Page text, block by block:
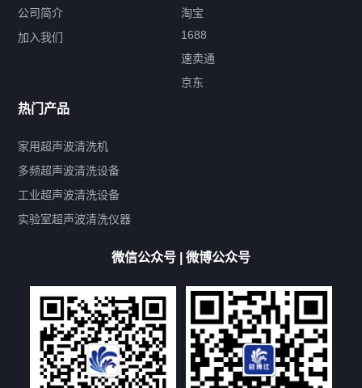
产品标签
鼓泡 升降 抛动
带加热
功率可调
双波脱气
机械旋钮系列
厨具清洗机
超声波振板
高尔夫球杆清洗机
大型单槽带过滤系列
全自动/半自动系列
客户定制非标机参考
双槽三槽四槽五槽多槽系列
轮胎清洗机
多频 扫频
文章标签
公司简介
加入我们
淘宝
1688
速卖通
京东
热门产品
家用超声波清洗机
多频超声波清洗设备
工业超声波清洗设备
实验室超声波清洗仪器
微信公众号 | 微博公众号